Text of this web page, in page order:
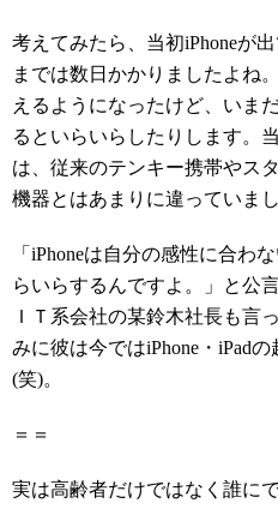
考えてみたら、当初iPhoneが
までは数日かかりましたよね
えるようになったけど、いま
るといらいらしたりします。
は、従来のテンキー携帯やス
機器とはあまりに違っていまし
「iPhoneは自分の感性に合わ
らいらするんですよ。」と公
ＩＴ系会社の某鈴木社長も言
みに彼は今ではiPhone・iPad
(笑)。
＝＝
実は高齢者だけではなく誰に